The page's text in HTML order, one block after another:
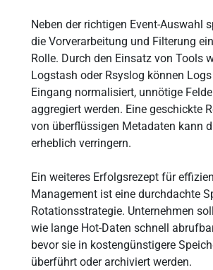
Neben der richtigen Event-Auswahl
die Vorverarbeitung und Filterung
Rolle. Durch den Einsatz von Tools
Logstash oder Rsyslog können
Eingang normalisiert, unnötige
aggregiert werden. Eine geschickte
von überflüssigen Metadaten kann
erheblich verringern.
Ein weiteres Erfolgsrezept für
Management ist eine durchdachte
Rotationsstrategie. Unternehmen
wie lange Hot-Daten schnell
bevor sie in kostengünstigere
überführt oder archiviert werden.